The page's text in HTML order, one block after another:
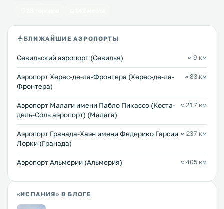
БЛИЖАЙШИЕ АЭРОПОРТЫ
Севильский аэропорт (Севилья) ≈ 9 км
Аэропорт Херес-де-ла-Фронтера (Херес-де-ла-
Фронтера)
≈ 83 км
Аэропорт Малаги имени Пабло Пикассо (Коста-
дель-Соль аэропорт) (Малага)
≈ 217 км
Аэропорт Гранада-Хаэн имени Федерико Гарсии
Лорки (Гранада)
≈ 237 км
Аэропорт Альмерии (Альмерия) ≈ 405 км
«ИСПАНИЯ» В БЛОГЕ